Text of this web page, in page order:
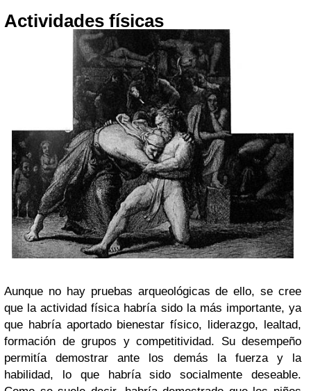
Actividades físicas
Aunque no hay pruebas arqueológicas de ello, se cree
que la actividad física habría sido la más importante, ya
que habría aportado bienestar físico, liderazgo, lealtad,
formación de grupos y competitividad. Su desempeño
permitía demostrar ante los demás la fuerza y la
habilidad, lo que habría sido socialmente deseable.